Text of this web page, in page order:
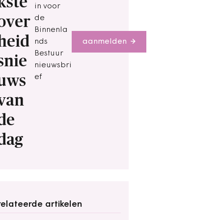
in voor
de
Binnenla
nds
Bestuur
nieuwsbri
ef
aanmelden
artikelen